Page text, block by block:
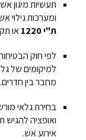
תעשיות מיגון
ומערכות
ת"י 1220
או
לפי חוק
למיקומים של
מחבר בין חדרים.
בחירת גלאי
ואופציה
אירוע אש.